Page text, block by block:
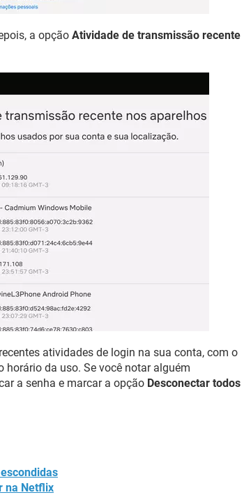
a opção Atividade de transmissão recente
atividades de login na sua conta, com o
horário da uso. Se você notar alguém
a senha e marcar a opção Desconectar todos
na Netflix